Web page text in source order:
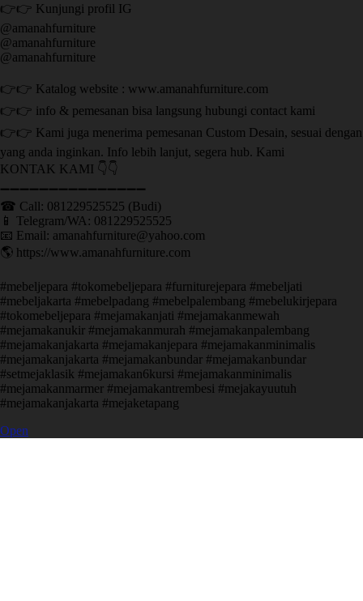
👉👉 Kunjungi profil IG
@amanahfurniture
@amanahfurniture
@amanahfurniture
👉👉 Katalog website : www.amanahfurniture.com
👉👉 info & pemesanan bisa langsung hubungi contact kami
👉👉 Kami juga menerima pemesanan Custom Desain, sesuai dengan
yang anda inginkan. Info lebih lanjut, segera hub. Kami
KONTAK KAMI 👇👇
➖➖➖➖➖➖➖➖➖➖➖➖➖➖➖ ㅤ
☎ Call: 081229525525 (Budi)
📱 Telegram/WA: 081229525525
📧 Email: amanahfurniture@yahoo.com
🌎 https://www.amanahfurniture.com
#mebeljepara #tokomebeljepara #furniturejepara #mebeljati
#mebeljakarta #mebelpadang #mebelpalembang #mebelukirjepara
#tokomebeljepara #mejamakanjati #mejamakanmewah
#mejamakanukir #mejamakanmurah #mejamakanpalembang
#mejamakanjakarta #mejamakanjepara #mejamakanminimalis
#mejamakanjakarta #mejamakanbundar #mejamakanbundar
#setmejaklasik #mejamakan6kursi #mejamakanminimalis
#mejamakanmarmer #mejamakantrembesi #mejakayuutuh
#mejamakanjakarta #mejaketapang
Open